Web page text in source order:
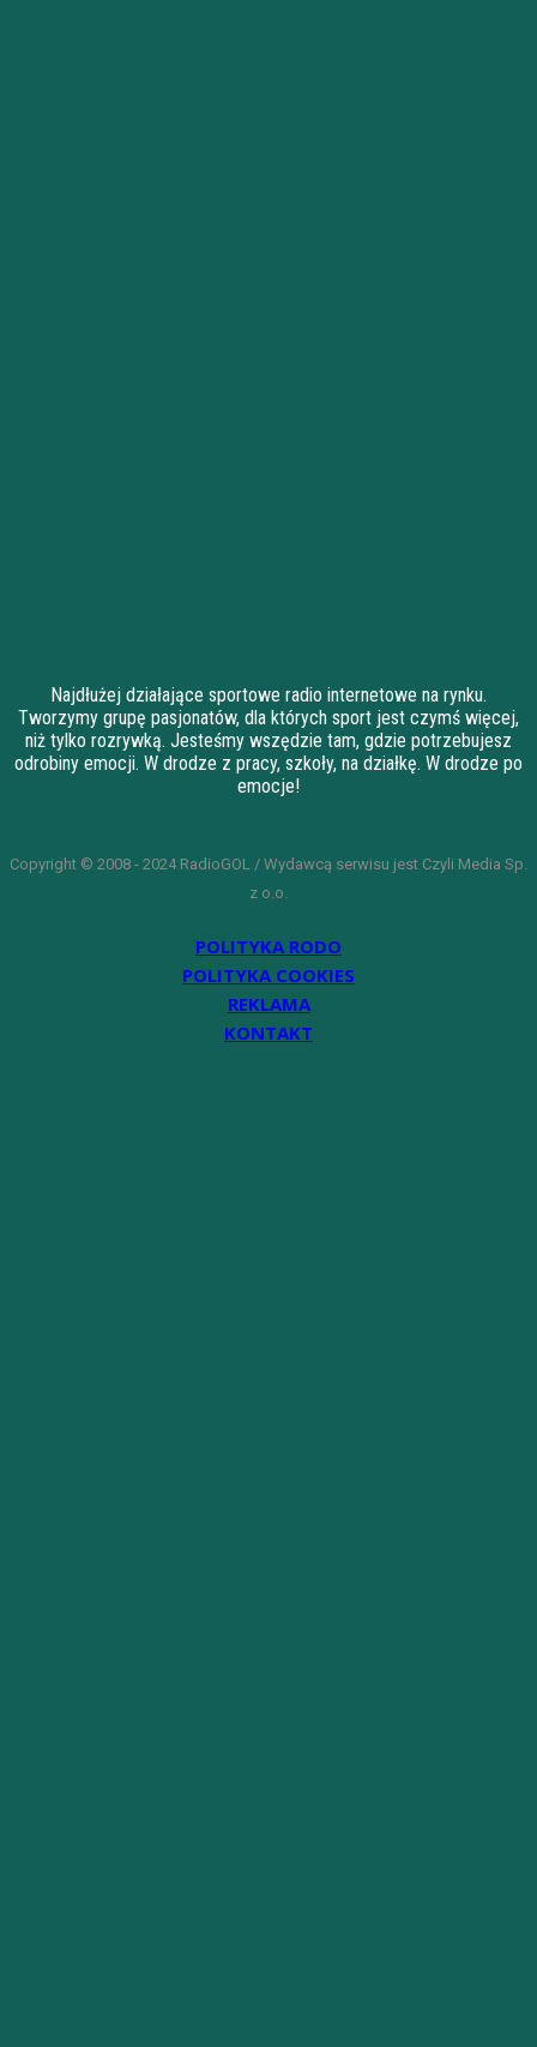
Najdłużej działające sportowe radio internetowe na rynku.
Tworzymy grupę pasjonatów, dla których sport jest czymś więcej,
niż tylko rozrywką. Jesteśmy wszędzie tam, gdzie potrzebujesz
odrobiny emocji. W drodze z pracy, szkoły, na działkę. W drodze po
emocje!
Copyright © 2008 - 2024 RadioGOL / Wydawcą serwisu jest Czyli Media Sp.
z o.o.
POLITYKA RODO
POLITYKA COOKIES
REKLAMA
KONTAKT